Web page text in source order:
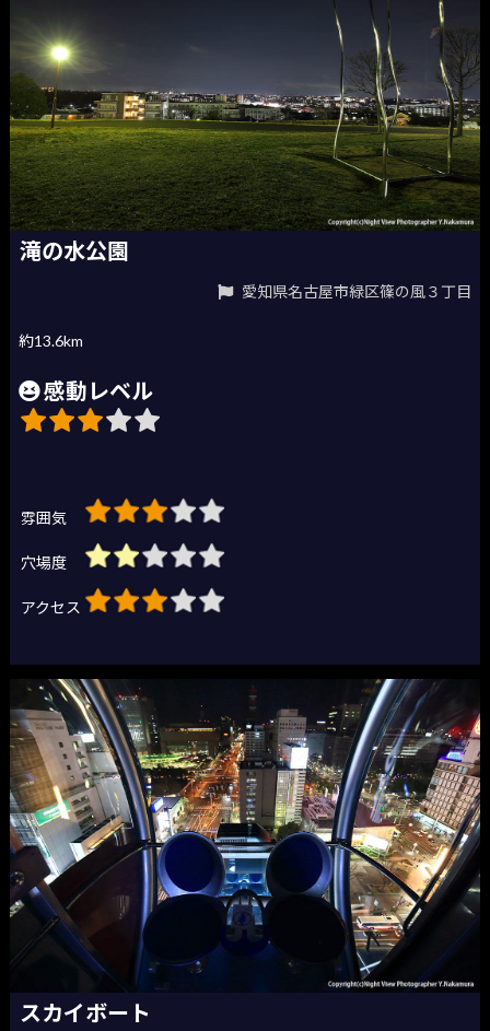
滝の水公園
愛知県名古屋市緑区篠の風３丁目
約13.6km
感動レベル
雰囲気
穴場度
アクセス
スカイボート